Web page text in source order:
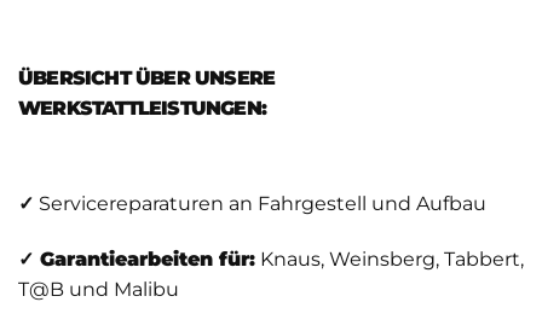
ÜBERSICHT ÜBER UNSERE
WERKSTATTLEISTUNGEN:
✓ Servicereparaturen an Fahrgestell und Aufbau
✓ Garantiearbeiten für: Knaus, Weinsberg, Tabbert,
T@B und Malibu